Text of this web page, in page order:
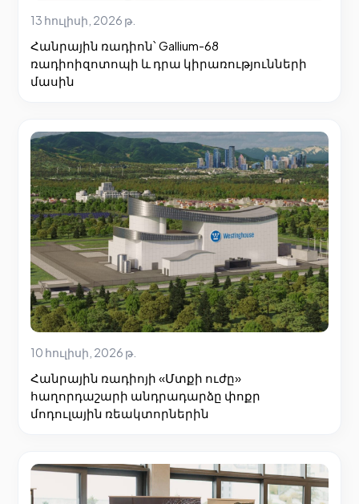
13 հուլիսի, 2026 թ.
Հանրային ռադիոն՝ Gallium-68
ռադիոիզոտոպի և դրա կիրառությունների
մասին
10 հուլիսի, 2026 թ.
Հանրային ռադիոյի «Մտքի ուժը»
հաղորդաշարի անդրադարձը փոքր
մոդուլային ռեակտորներին